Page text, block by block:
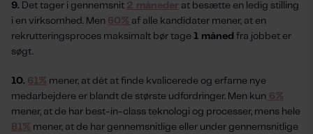
9. Det tager i gennemsnit 2 måneder at besætte en ledig stilling
i en virksomhed. Men 60% af alle kandidater mener, at en
rekrutteringsproces maksimalt bør tage 1 måned fra jobbet er
søgt.
10. 61% mener, at dét at ­finde kvali­cerede og erfarne nye
medarbejdere er blandt de største udfordringer. Men kun 6%
mener, at de har best-in-class teknologi og processer, mens hele
81% mener, at de har gennemsnitlige eller under gennemsnitlige